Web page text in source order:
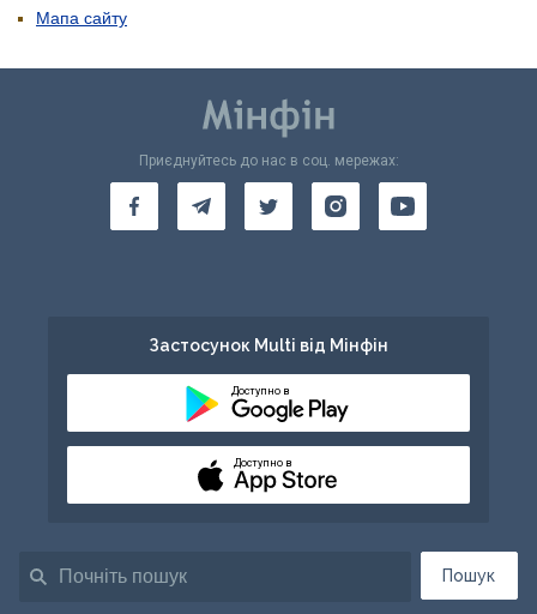
Мапа сайту
Пошук
Приєднуйтесь до нас в соц. мережах:
Застосунок Multi від Мінфін
Доступно в
Доступно в